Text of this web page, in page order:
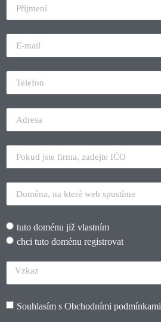
tuto doménu již vlastním
chci tuto doménu registrovat
Souhlasím s Obchodními podmínkami